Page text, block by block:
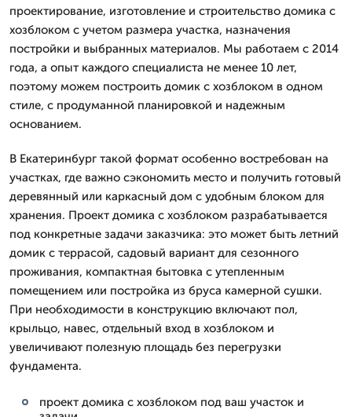
проектирование, изготовление и строительство домика с
хозблоком с учетом размера участка, назначения
постройки и выбранных материалов. Мы работаем с 2014
года, а опыт каждого специалиста не менее 10 лет,
поэтому можем построить домик с хозблоком в одном
стиле, с продуманной планировкой и надежным
основанием.
В Екатеринбург такой формат особенно востребован на
участках, где важно сэкономить место и получить готовый
деревянный или каркасный дом с удобным блоком для
хранения. Проект домика с хозблоком разрабатывается
под конкретные задачи заказчика: это может быть летний
домик с террасой, садовый вариант для сезонного
проживания, компактная бытовка с утепленным
помещением или постройка из бруса камерной сушки.
При необходимости в конструкцию включают пол,
крыльцо, навес, отдельный вход в хозблоком и
увеличивают полезную площадь без перегрузки
фундамента.
проект домика с хозблоком под ваш участок и